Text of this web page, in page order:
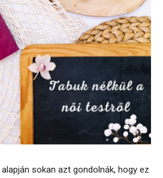
sokan azt gondolnák, hogy ez